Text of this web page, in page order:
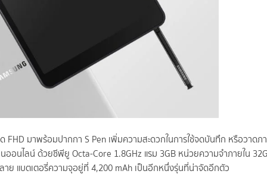
FHD มาพร้อมปากกา S Pen เพิ่มความสะดวกในการใช้จดบันทึก หรือวาดภ
ออนไลน์ ด้วยซีพียู Octa-Core 1.8GHz แรม 3GB หน่วยความจำภายใน
ย แบตเตอรี่ความจุอยู่ที่ 4,200 mAh เป็นอีกหนึ่งรุ่นที่น่าจัดอีกตัว